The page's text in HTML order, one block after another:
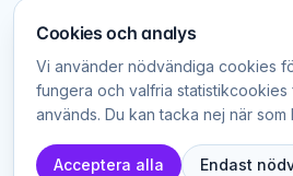
kr för upp till 100 gäster.
från flera leverantörer för att
© EventBookingNordic 2026
DK · SE · NO
Cookies och analys
Vi använder nödvändiga cookies
fungera och valfria statistikcookies
används. Du kan tacka nej när som
Acceptera alla Endast